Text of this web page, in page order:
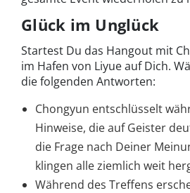
Glück im Unglück
Startest Du das Hangout mit
im Hafen von Liyue auf Dich.
die folgenden Antworten:
Chongyun entschlüsselt
Hinweise, die auf Geister
die Frage nach Deiner
klingen alle ziemlich weit
Während des Treffens